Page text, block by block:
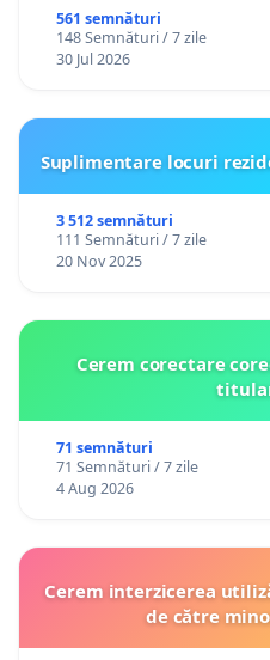
561 semnături
148 Semnături / 7 zile
30 Jul 2026
Suplimentare locuri
3 512 semnături
111 Semnături / 7 zile
20 Nov 2025
Cerem corectare
71 semnături
71 Semnături / 7 zile
4 Aug 2026
Cerem interzicerea
de către